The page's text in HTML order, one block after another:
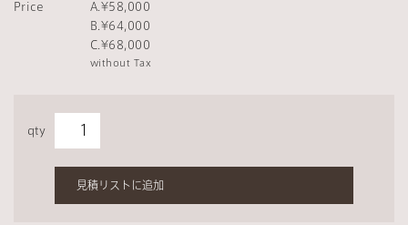
Price
A.¥58,000
B.¥64,000
C.¥68,000
without Tax
qty
見積リストに追加